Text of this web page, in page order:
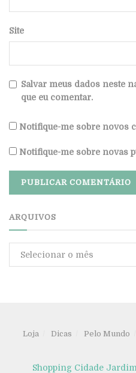
Site
Salvar meus dados neste
que eu comentar.
Notifique-me sobre novos
Notifique-me sobre novas
ARQUIVOS
Arquivos
Loja Dicas Pelo Mundo
Shopping Cidade